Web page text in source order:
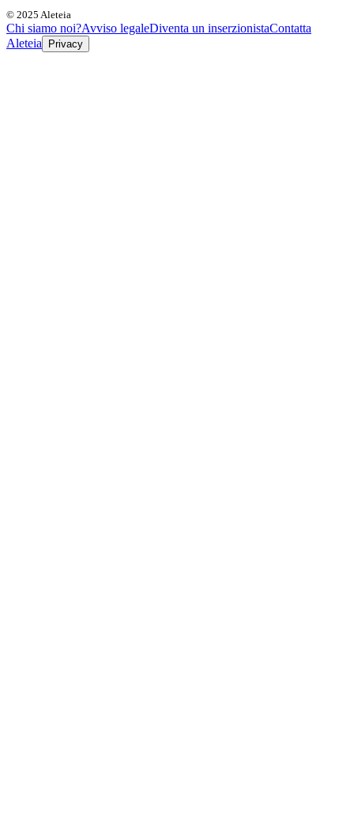
© 2025 Aleteia
Chi siamo noi?Avviso legaleDiventa un inserzionistaContatta
Aleteia
Privacy